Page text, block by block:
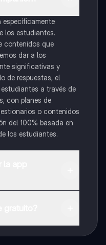
específicamente
los estudiantes.
contenidos que
dar a los
significativas y
de respuestas, el
a través de
con planes de
o contenidos
del 100% basada en
los estudiantes.